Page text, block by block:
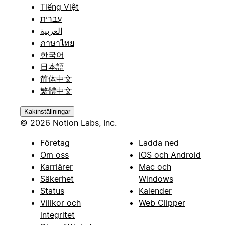
Tiếng Việt
עברית
العربية
ภาษาไทย
한국어
日本語
简体中文
繁體中文
Kakinställningar
© 2026 Notion Labs, Inc.
Företag
Om oss
Karriärer
Säkerhet
Status
Villkor och
integritet
Ladda ned
iOS och Android
Mac och
Windows
Kalender
Web Clipper